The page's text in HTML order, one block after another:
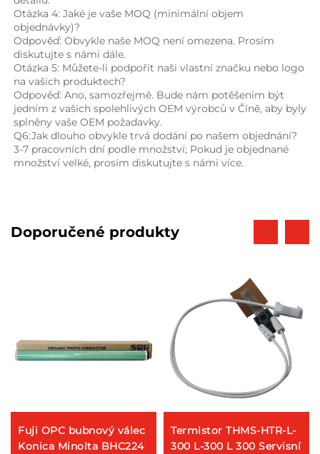
Otázka 4: Jaké je vaše MOQ (minimální objem
objednávky)?
Odpověď: Obvykle naše MOQ není omezena. Prosím
diskutujte s námi dále.
Otázka 5: Můžete-li podpořit naši vlastní značku nebo logo
na vašich produktech?
Odpověď: Ano, samozřejmě. Bude nám potěšením být
jedním z vašich spolehlivých OEM výrobců v Číně, aby byly
splněny vaše OEM požadavky.
Q6:Jak dlouho obvykle trvá dodání po našem objednání?
3-7 pracovních dní podle množství; Pokud je objednané
množství velké, prosím diskutujte s námi více.
Doporučené produkty
Fuji OPC bubnový válec
Konica Minolta BHC224
Termistor THMS-HTR-L-
300 L-300 L 300 Servisní